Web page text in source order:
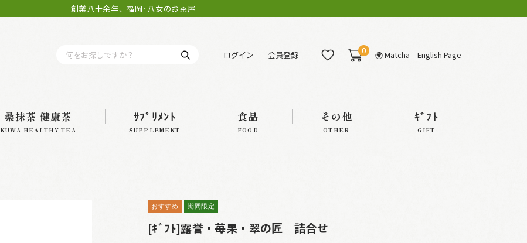
創業八十余年、福岡･八女のお茶屋
ログイン 会員登録 0 🌍 Matcha – English Page
桑抹茶 健康茶
KUWA HEALTHY TEA
ｻﾌﾟﾘﾒﾝﾄ
SUPPLEMENT
食品
FOOD
その他
OTHER
ｷﾞﾌﾄ
GIFT
おすすめ 期間限定
[ｷﾞﾌﾄ]露誉・苺果・翠の匠 詰合せ